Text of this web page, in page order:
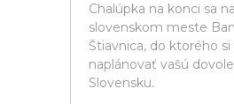
Chalúpka na konci sa
slovenskom meste
Štiavnica, do ktorého
naplánovať vašú
Slovensku.